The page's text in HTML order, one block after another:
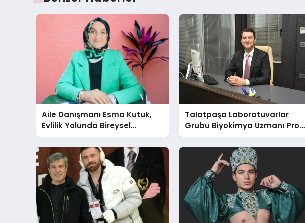
Aile Danışmanı Esma Kütük,
Evlilik Yolunda Bireysel
Farkındalığın ve Sınırların
Gücünü Anlatıyor
Talatpaşa Laboratuvarlar
Grubu Biyokimya Uzmanı Prof.
Dr. Ahmet Var